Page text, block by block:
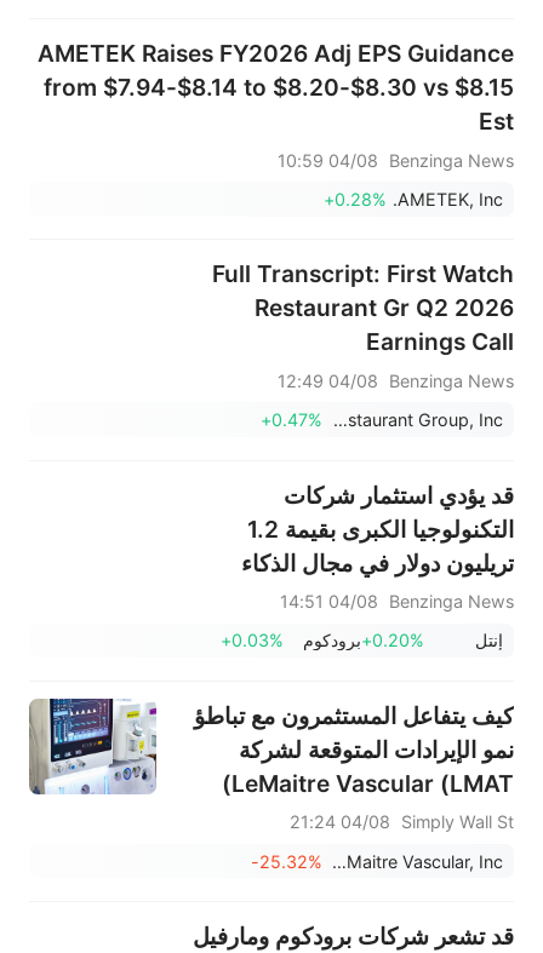
AMETEK Raises FY2026 Adj EPS Guidance
from $7.94-$8.14 to $8.20-$8.30 vs $8.15
Est
Benzinga News
04/08 10:59
AMETEK, Inc.
+0.28%
Full Transcript: First Watch
Restaurant Gr Q2 2026
Earnings Call
Benzinga News
04/08 12:49
First Watch Restaurant Group, Inc.
+0.47%
قد يؤدي استثمار شركات
التكنولوجيا الكبرى بقيمة 1.2
تريليون دولار في مجال الذكاء
الاصطناعي إلى إشعال موجة صعود
جديدة في سوق صناديق المؤشرات
Benzinga News
04/08 14:51
إنتل
+0.20%برودكوم +0.03%
كيف يتفاعل المستثمرون مع تباطؤ
نمو الإيرادات المتوقعة لشركة
LeMaitre Vascular (LMAT)
وسجل أرباحها المتباين؟
Simply Wall St
04/08 21:24
LeMaitre Vascular, Inc.
-25.32%
قد تشعر شركات برودكوم ومارفيل